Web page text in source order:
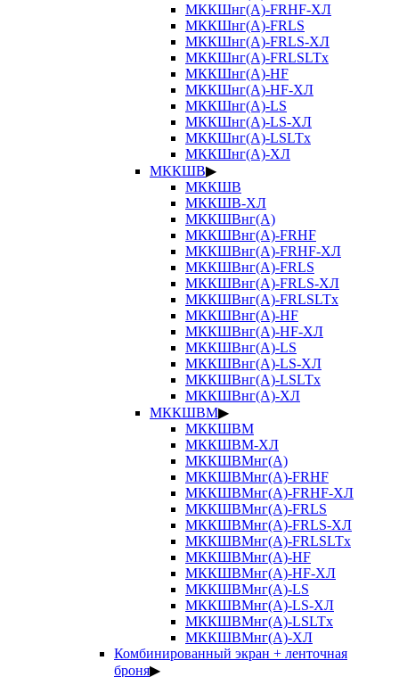
МККШнг(А)-FRHF-ХЛ
МККШнг(А)-FRLS
МККШнг(А)-FRLS-ХЛ
МККШнг(А)-FRLSLTx
МККШнг(А)-HF
МККШнг(А)-HF-ХЛ
МККШнг(А)-LS
МККШнг(А)-LS-ХЛ
МККШнг(А)-LSLTx
МККШнг(А)-ХЛ
МККШВ▶
МККШВ
МККШВ-ХЛ
МККШВнг(А)
МККШВнг(А)-FRHF
МККШВнг(А)-FRHF-ХЛ
МККШВнг(А)-FRLS
МККШВнг(А)-FRLS-ХЛ
МККШВнг(А)-FRLSLTx
МККШВнг(А)-HF
МККШВнг(А)-HF-ХЛ
МККШВнг(А)-LS
МККШВнг(А)-LS-ХЛ
МККШВнг(А)-LSLTx
МККШВнг(А)-ХЛ
МККШВМ▶
МККШВМ
МККШВМ-ХЛ
МККШВМнг(А)
МККШВМнг(А)-FRHF
МККШВМнг(А)-FRHF-ХЛ
МККШВМнг(А)-FRLS
МККШВМнг(А)-FRLS-ХЛ
МККШВМнг(А)-FRLSLTx
МККШВМнг(А)-HF
МККШВМнг(А)-HF-ХЛ
МККШВМнг(А)-LS
МККШВМнг(А)-LS-ХЛ
МККШВМнг(А)-LSLTx
МККШВМнг(А)-ХЛ
Комбинированный экран + ленточная
броня▶